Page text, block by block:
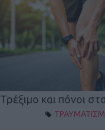
Τρέξιμο και πόνοι